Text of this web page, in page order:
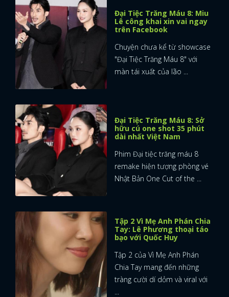
Đại Tiệc Trăng Máu 8: Miu
Lê công khai xin vai ngay
trên Facebook
Chuyện chưa kể từ showcase
"Đại Tiệc Trăng Máu 8" với
màn tái xuất của lão ...
Đại Tiệc Trăng Máu 8: Sở
hữu cú one shot 35 phút
dài nhất Việt Nam
Phim Đại tiệc trăng máu 8
remake hiện tượng phòng vé
Nhật Bản One Cut of the ...
Tập 2 Vì Mẹ Anh Phán Chia
Tay: Lê Phương thoại táo
bạo với Quốc Huy
Tập 2 của Vì Mẹ Anh Phán
Chia Tay mang đến những
tràng cười dí dỏm và viral với